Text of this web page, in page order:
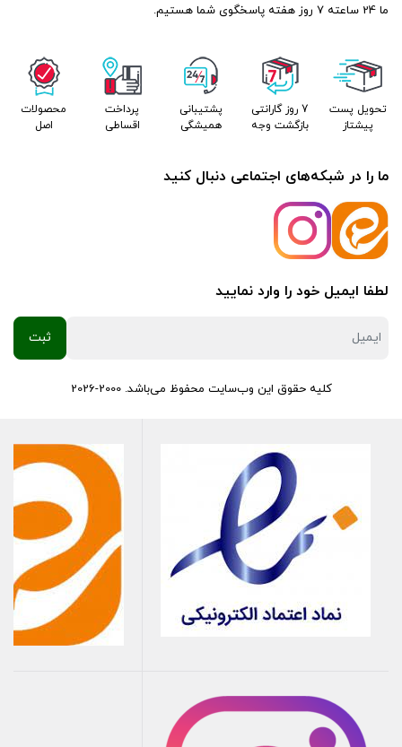
ما 24 ساعته 7 روز هفته پاسخگوی شما هستیم.
تحویل پست
پیشتاز
7 روز گارانتی
بازگشت وجه
پشتیبانی
همیشگی
پرداخت
اقساطی
محصولات
اصل
ما را در شبکه‌های اجتماعی دنبال کنید
لطفا ایمیل خود را وارد نمایید
کلیه حقوق این وب‌سایت محفوظ می‌باشد. 2000-2026